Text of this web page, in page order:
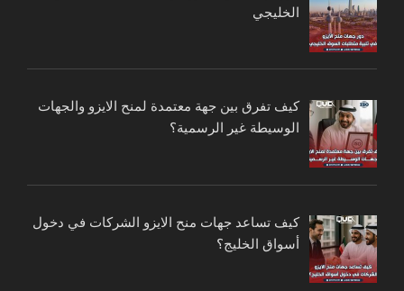
الخليجي
كيف تفرق بين جهة معتمدة لمنح الايزو والجهات
الوسيطة غير الرسمية؟
كيف تساعد جهات منح الايزو الشركات في دخول
أسواق الخليج؟